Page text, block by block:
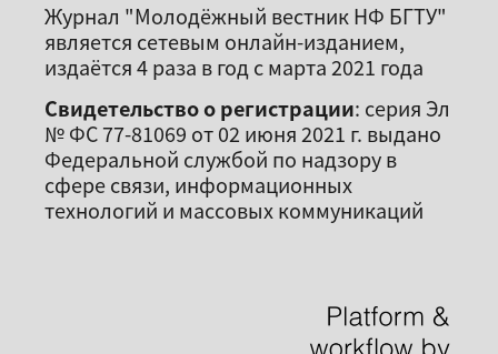
Журнал "Молодёжный вестник НФ БГТУ"
является сетевым онлайн-изданием,
издаётся 4 раза в год с марта 2021 года
Свидетельство о регистрации: серия Эл
№ ФС 77-81069 от 02 июня 2021 г. выдано
Федеральной службой по надзору в
сфере связи, информационных
технологий и массовых коммуникаций